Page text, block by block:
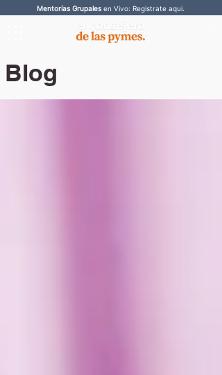
Mentorías Grupales en Vivo: Registrate aqui.
Blog